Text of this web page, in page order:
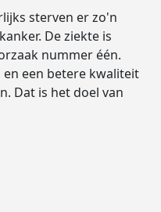
sterven er zo'n
De ziekte is
nummer één.
een betere kwaliteit
Dat is het doel van